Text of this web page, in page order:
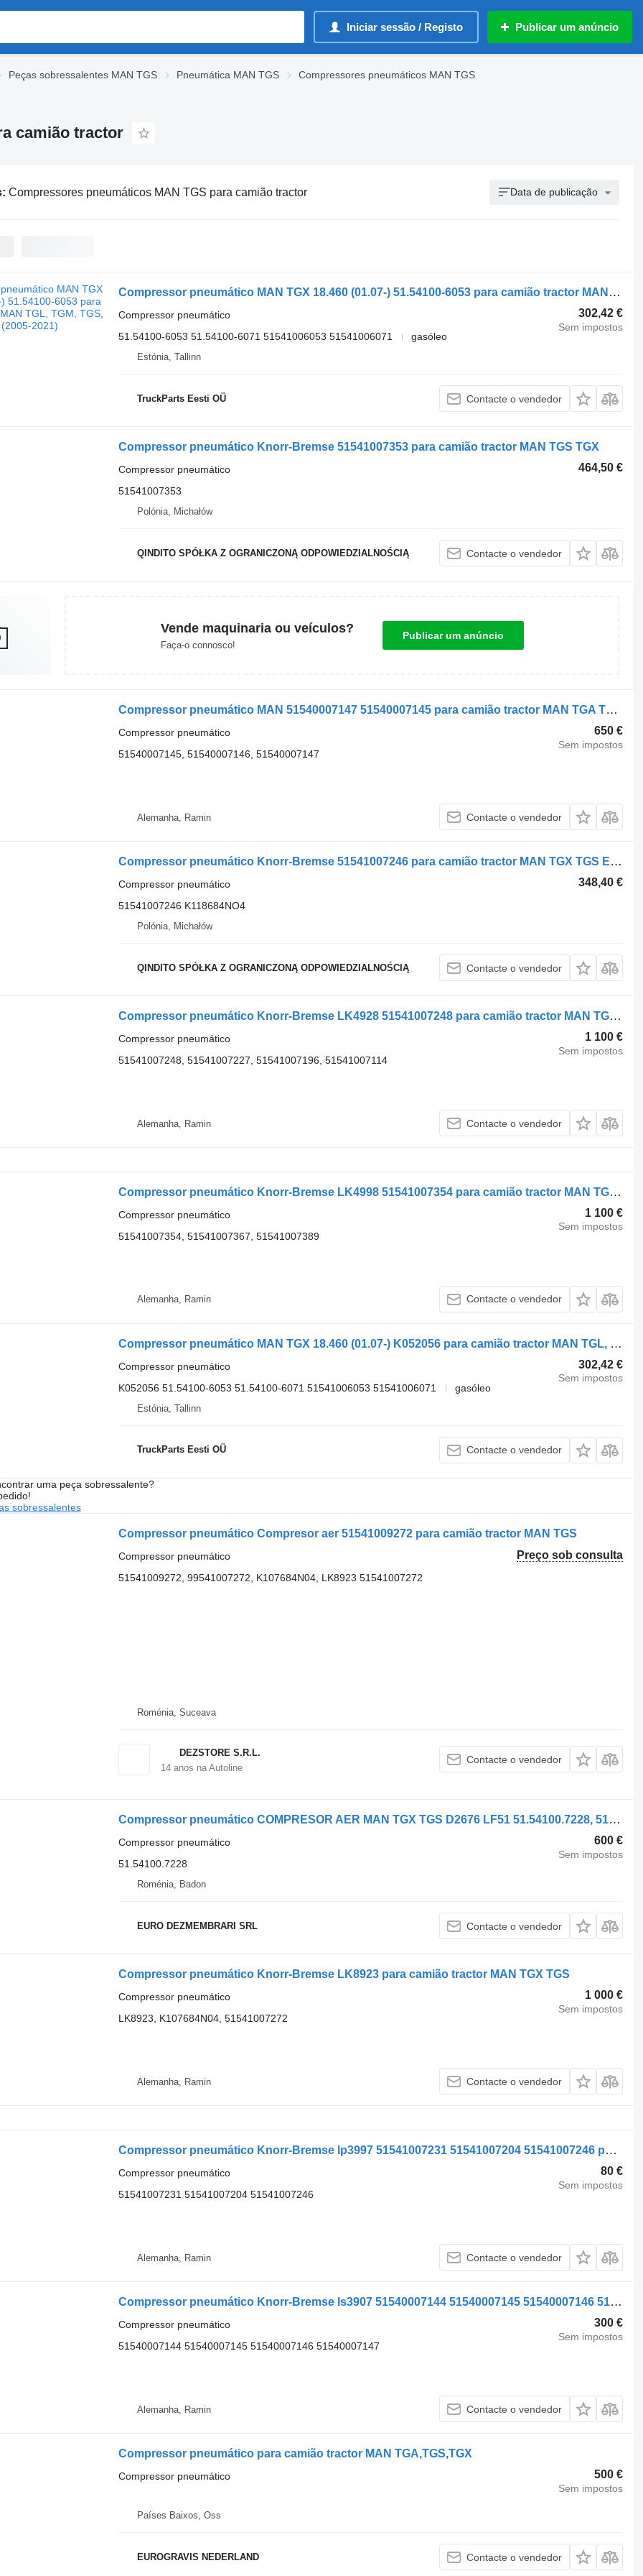
Iniciar sessão / Registo Publicar um anúncio
Peças sobressalentes MAN TGS Pneumática MAN TGS
Compressores pneumáticos MAN TGS
camião tractor
Compressores pneumáticos MAN TGS para camião tractor Data de publicação
Compressor pneumático MAN TGX 18.460 (01.07-) 51.54100-6053 para camião tractor MAN TGL, TGM, TGS, TGX (2005-2021)
302,42 €
Sem impostos
Compressor pneumático
51.54100-6053 51.54100-6071 51541006053 51541006071
gasóleo
Estónia, Tallinn
TruckParts Eesti OÜ Contacte o vendedor
Compressor pneumático Knorr-Bremse 51541007353 para camião tractor MAN TGS TGX
464,50 €
Compressor pneumático
51541007353
Polónia, Michałów
QINDITO SPÓŁKA Z OGRANICZONĄ ODPOWIEDZIALNOŚCIĄ Contacte o vendedor
Vende maquinaria ou veículos?
Faça-o connosco!
Publicar um anúncio
Compressor pneumático MAN 51540007147 51540007145 para camião tractor MAN TGA TGX TGS
650 €
Sem impostos
Compressor pneumático
51540007145, 51540007146, 51540007147
Alemanha, Ramin Contacte o vendedor
Compressor pneumático Knorr-Bremse 51541007246 para camião tractor MAN TGX TGS EURO 6
348,40 €
Compressor pneumático
51541007246 K118684NO4
Polónia, Michałów
QINDITO SPÓŁKA Z OGRANICZONĄ ODPOWIEDZIALNOŚCIĄ Contacte o vendedor
Compressor pneumático Knorr-Bremse LK4928 51541007248 para camião tractor MAN TGX TGS
1 100 €
Sem impostos
Compressor pneumático
51541007248, 51541007227, 51541007196, 51541007114
Alemanha, Ramin Contacte o vendedor
Compressor pneumático Knorr-Bremse LK4998 51541007354 para camião tractor MAN TGX TGS
1 100 €
Sem impostos
Compressor pneumático
51541007354, 51541007367, 51541007389
Alemanha, Ramin Contacte o vendedor
Compressor pneumático MAN TGX 18.460 (01.07-) K052056 para camião tractor MAN TGL, TGM, TGS, TGX (2005-2021)
302,42 €
Sem impostos
Compressor pneumático
K052056 51.54100-6053 51.54100-6071 51541006053 51541006071
gasóleo
Estónia, Tallinn
TruckParts Eesti OÜ Contacte o vendedor
uma peça sobressalente?
sobressalentes
Compressor pneumático Compresor aer 51541009272 para camião tractor MAN TGS
Preço sob consulta
Compressor pneumático
51541009272, 99541007272, K107684N04, LK8923 51541007272
Roménia, Suceava
DEZSTORE S.R.L.
14anos na Autoline
Contacte o vendedor
Compressor pneumático COMPRESOR AER MAN TGX TGS D2676 LF51 51.54100.7228, 51.54100.719 para camião tractor MAN TGX TGS
600 €
Sem impostos
Compressor pneumático
51.54100.7228
Roménia, Badon
EURO DEZMEMBRARI SRL Contacte o vendedor
Compressor pneumático Knorr-Bremse LK8923 para camião tractor MAN TGX TGS
1 000 €
Sem impostos
Compressor pneumático
LK8923, K107684N04, 51541007272
Alemanha, Ramin Contacte o vendedor
Compressor pneumático Knorr-Bremse lp3997 51541007231 51541007204 51541007246 para camião tractor MAN TGX TGS TGA
80 €
Sem impostos
Compressor pneumático
51541007231 51541007204 51541007246
Alemanha, Ramin Contacte o vendedor
Compressor pneumático Knorr-Bremse ls3907 51540007144 51540007145 51540007146 51540007147 para camião tractor MAN TGX TGS
300 €
Sem impostos
Compressor pneumático
51540007144 51540007145 51540007146 51540007147
Alemanha, Ramin Contacte o vendedor
Compressor pneumático para camião tractor MAN TGA,TGS,TGX
500 €
Sem impostos
Compressor pneumático
Países Baixos, Oss
EUROGRAVIS NEDERLAND Contacte o vendedor